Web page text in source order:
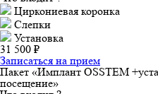
Циркониевая коронка
Слепки
Установка
31 500 ₽
Записаться на прием
Пакет «Имплант OSSTEM
посещение»